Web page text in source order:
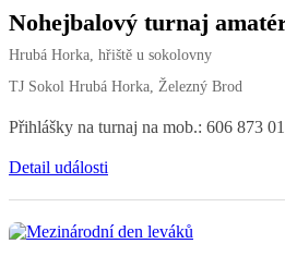
Nohejbalový turnaj
Hrubá Horka, hřiště u sokolovny
TJ Sokol Hrubá Horka, Železný Brod
Přihlášky na turnaj na mob.: 606 873
Detail události